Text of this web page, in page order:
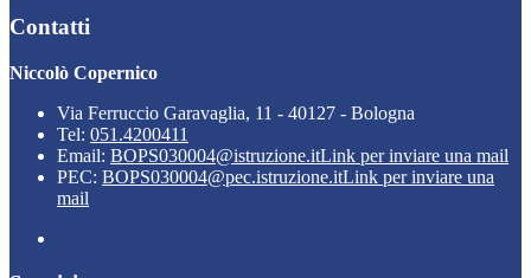
Contatti
Niccolò Copernico
Via Ferruccio Garavaglia, 11 - 40127 - Bologna
Tel: 051.4200411
Email: BOPS030004@istruzione.itLink per inviare una mail
PEC: BOPS030004@pec.istruzione.itLink per inviare una
mail